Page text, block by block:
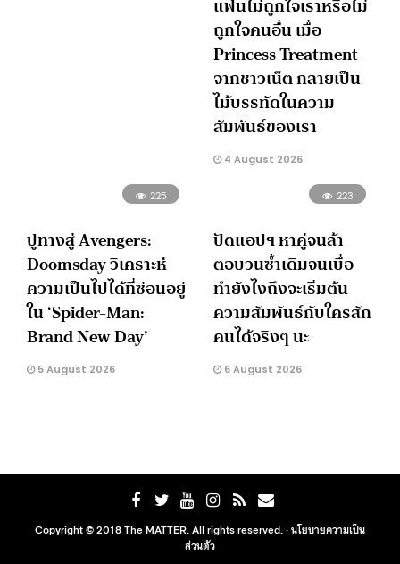
ถูกใจคนอื่น เมื่อ
Princess Treatment
จากชาวเน็ต กลายเป็น
ไม้บรรทัดในความ
สัมพันธ์ของเรา
4 August 2026
225
ปูทางสู่ Avengers:
Doomsday วิเคราะห์
ความเป็นไปได้ที่ซ่อนอยู่
ใน ‘Spider-Man:
Brand New Day’
5 August 2026
223
ปัดแอปฯ หาคู่จนล้า
ตอบวนซ้ำเดิมจนเบื่อ
ทำยังไงถึงจะเริ่มต้น
ความสัมพันธ์กับใครสัก
คนได้จริงๆ นะ
6 August 2026
Copyright © 2018 The MATTER. All rights reserved. ·นโยบายความเป็น
ส่วนตัว